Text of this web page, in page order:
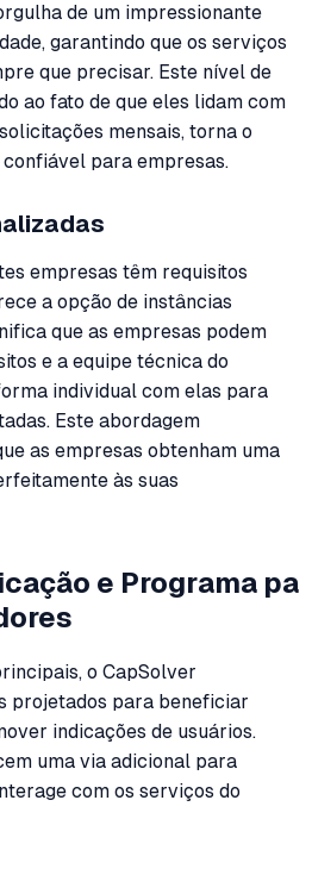
de um impressionante
garantindo que os serviços
que precisar. Este nível de
ao fato de que eles lidam com
mensais, torna o
para empresas.
empresas têm requisitos
a opção de instâncias
que as empresas podem
e a equipe técnica do
individual com elas para
Este abordagem
as empresas obtenham uma
às suas
e Programa pa
o CapSolver
projetados para beneficiar
indicações de usuários.
uma via adicional para
com os serviços do